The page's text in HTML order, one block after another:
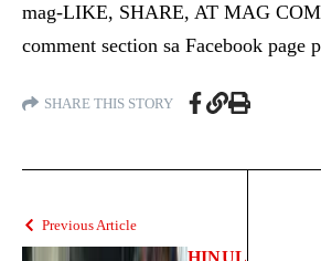
mag-LIKE, SHARE, AT MAG
comment section sa Facebook page
SHARE THIS STORY
Previous Article